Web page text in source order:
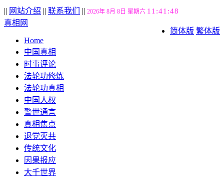
|| 网站介绍 || 联系我们 || 2026年 8月 8日 星期六 11:41:49
简体版 繁体版
真相网
Home
中国真相
时事评论
法轮功修炼
法轮功真相
中国人权
警世通言
真相焦点
退党灭共
传统文化
因果报应
大千世界